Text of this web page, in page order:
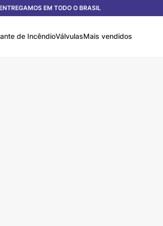
EM TODO O BRASIL
de IncêndioVálvulasMais vendidos